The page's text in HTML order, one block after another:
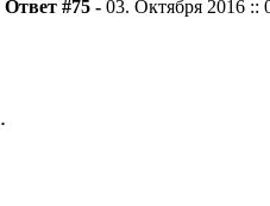
Ответ #75 - 03. Октября 2016 ::
.